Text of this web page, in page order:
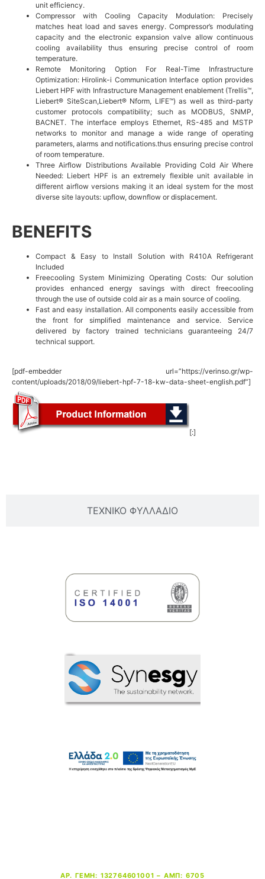
ΤΕΧΝΙΚΟ ΦΥΛΛΑΔΙΟ
unit efficiency.
Compressor with Cooling Capacity Modulation: Precisely
matches heat load and saves energy. Compressor’s modulating
capacity and the electronic expansion valve allow continuous
cooling availability thus ensuring precise control of room
temperature.
Remote Monitoring Option For Real-Time Infrastructure
Optimization: Hirolink-i Communication Interface option provides
Liebert HPF with Infrastructure Management enablement (Trellis™,
Liebert® SiteScan,Liebert® Nform, LIFE™) as well as third-party
customer protocols compatibility; such as MODBUS, SNMP,
BACNET. The interface employs Ethernet, RS-485 and MSTP
networks to monitor and manage a wide range of operating
parameters, alarms and notifications.thus ensuring precise control
of room temperature.
Three Airflow Distributions Available Providing Cold Air Where
Needed: Liebert HPF is an extremely flexible unit available in
different airflow versions making it an ideal system for the most
diverse site layouts: upflow, downflow or displacement.
BENEFITS
Compact & Easy to Install Solution with R410A Refrigerant
Included
Freecooling System Minimizing Operating Costs: Our solution
provides enhanced energy savings with direct freecooling
through the use of outside cold air as a main source of cooling.
Fast and easy installation. All components easily accessible from
the front for simplified maintenance and service. Service
delivered by factory trained technicians guaranteeing 24/7
technical support.
[pdf-embedder url=”https://verinso.gr/wp-
content/uploads/2018/09/liebert-hpf-7-18-kw-data-sheet-english.pdf”]
[:]
ΑΡ. ΓΕΜΗ: 132764601001 – ΑΜΠ: 6705